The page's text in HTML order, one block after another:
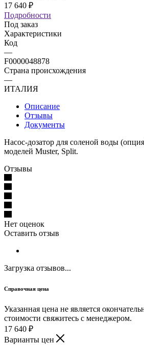
17 640 ₽
Подробности
Под заказ
Характеристики
Код
—
F0000048878
Страна происхождения
—
ИТАЛИЯ
Описание
Отзывы
Документы
Насос-дозатор для соленой воды
моделей Muster, Split.
Отзывы
Нет оценок
Оставить отзыв
Загрузка отзывов...
Справочная цена
Указанная цена не является
стоимости свяжитесь с менеджером.
17 640 ₽
Варианты цен